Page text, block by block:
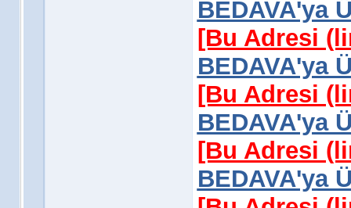
BEDAVA'ya
[Bu Adresi
BEDAVA'ya
[Bu Adresi
BEDAVA'ya
[Bu Adresi
BEDAVA'ya